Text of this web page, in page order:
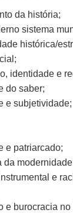
da história;
sistema
histórica/
identidade e
do saber;
e subjetividade;
e patriarcado;
da
e
e burocracia